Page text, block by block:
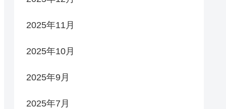
2025年11月
2025年10月
2025年9月
2025年7月